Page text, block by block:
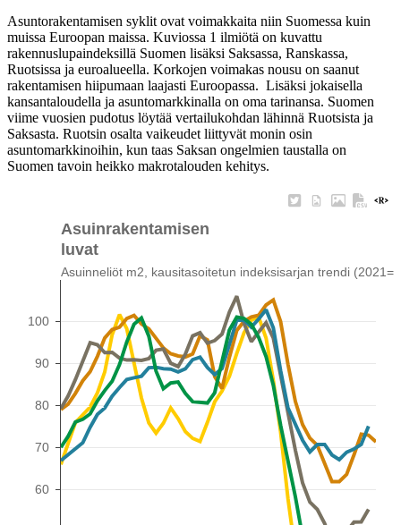
Asuntorakentamisen syklit ovat voimakkaita niin Suomessa kuin
muissa Euroopan maissa. Kuviossa 1 ilmiötä on kuvattu
rakennuslupaindeksillä Suomen lisäksi Saksassa, Ranskassa,
Ruotsissa ja euroalueella. Korkojen voimakas nousu on saanut
rakentamisen hiipumaan laajasti Euroopassa. Lisäksi jokaisella
kansantaloudella ja asuntomarkkinalla on oma tarinansa. Suomen
viime vuosien pudotus löytää vertailukohdan lähinnä Ruotsista ja
Saksasta. Ruotsin osalta vaikeudet liittyvät monin osin
asuntomarkkinoihin, kun taas Saksan ongelmien taustalla on
Suomen tavoin heikko makrotalouden kehitys.